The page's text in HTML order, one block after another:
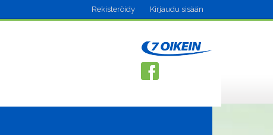
Rekisteröidy Kirjaudu sisään